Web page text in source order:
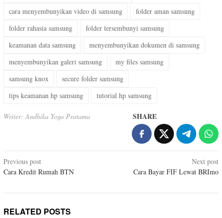
cara menyembunyikan video di samsung
folder aman samsung
folder rahasia samsung
folder tersembunyi samsung
keamanan data samsung
menyembunyikan dokumen di samsung
menyembunyikan galeri samsung
my files samsung
samsung knox
secure folder samsung
tips keamanan hp samsung
tutorial hp samsung
Writer: Andhika Yoga Pratama SHARE
Post
navigation
Previous post
Cara Kredit Rumah BTN
Next post
Cara Bayar FIF Lewat BRImo
RELATED POSTS